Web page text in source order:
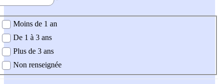
demandée
Moins de 1 an
De 1 à 3 ans
Plus de 3 ans
Non renseignée